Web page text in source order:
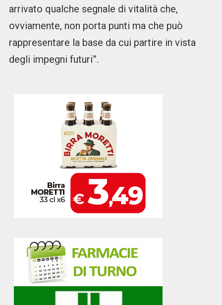
arrivato qualche segnale di vitalità che,
ovviamente, non porta punti ma che può
rappresentare la base da cui partire in vista
degli impegni futuri”.